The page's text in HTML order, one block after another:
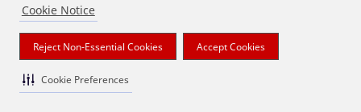
Cookie Notice
Reject Non-Essential Cookies Accept Cookies
Cookie Preferences